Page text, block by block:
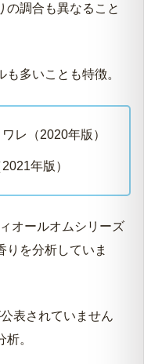
の調合も異なること
多いことも特徴。
レ（2020年版）
年版）
オールオムシリーズ
りを分析していま
表されていません
。